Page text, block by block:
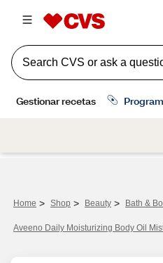
Home > Shop > Beauty > Bath &
Aveeno Daily Moisturizing Body Oil